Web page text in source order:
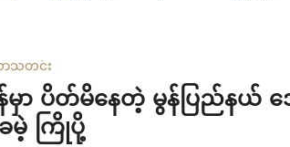
သတင်း
မှာ ပိတ်မိနေတဲ့ မွန်ပြည်နယ်
မဲ့ ကြိုပို့